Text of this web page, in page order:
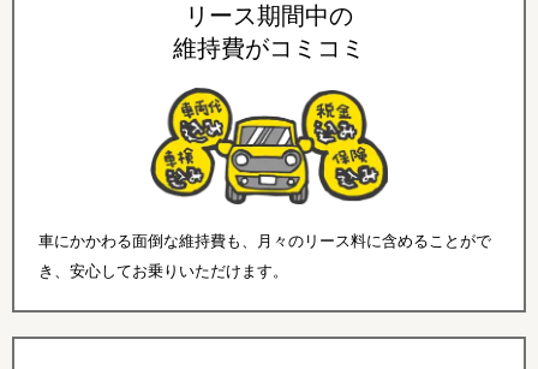
リース期間中の
維持費がコミコミ
車にかかわる面倒な維持費も、月々のリース料に含めることがで
き、安心してお乗りいただけます。